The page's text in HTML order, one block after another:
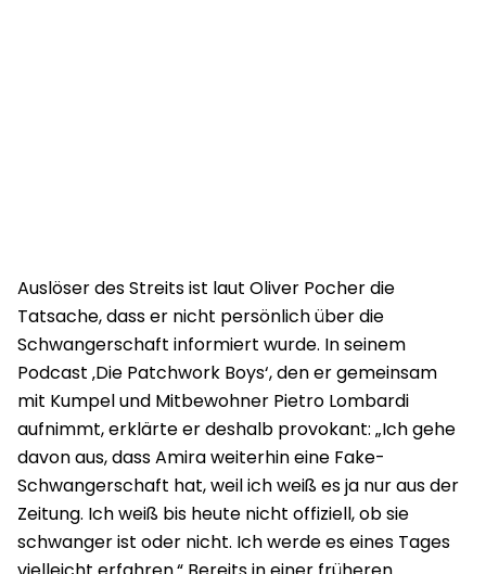
Auslöser des Streits ist laut Oliver Pocher die
Tatsache, dass er nicht persönlich über die
Schwangerschaft informiert wurde. In seinem
Podcast ‚Die Patchwork Boys‘, den er gemeinsam
mit Kumpel und Mitbewohner Pietro Lombardi
aufnimmt, erklärte er deshalb provokant: „Ich gehe
davon aus, dass Amira weiterhin eine Fake-
Schwangerschaft hat, weil ich weiß es ja nur aus der
Zeitung. Ich weiß bis heute nicht offiziell, ob sie
schwanger ist oder nicht. Ich werde es eines Tages